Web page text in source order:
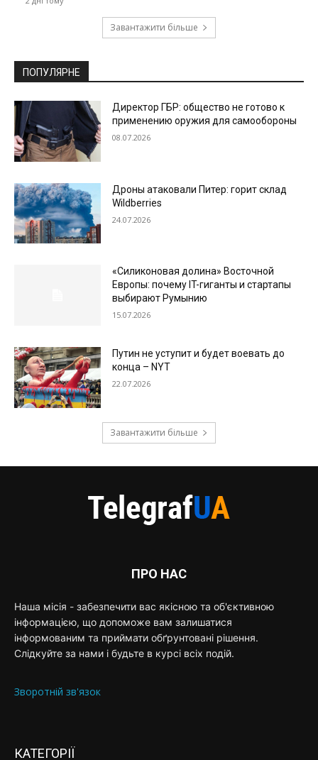
Завантажити більше
ПОПУЛЯРНЕ
Директор ГБР: общество не готово к
применению оружия для самообороны
08.07.2026
Дроны атаковали Питер: горит склад
Wildberries
24.07.2026
«Силиконовая долина» Восточной
Европы: почему IT-гиганты и стартапы
выбирают Румынию
15.07.2026
Путин не уступит и будет воевать до
конца – NYT
22.07.2026
Завантажити більше
ПРО НАС
Наша місія - забезпечити вас якісною та об'єктивною
інформацією, що допоможе вам залишатися
інформованим та приймати обґрунтовані рішення.
Слідкуйте за нами і будьте в курсі всіх подій.
Зворотній зв'язок
КАТЕГОРІЇ